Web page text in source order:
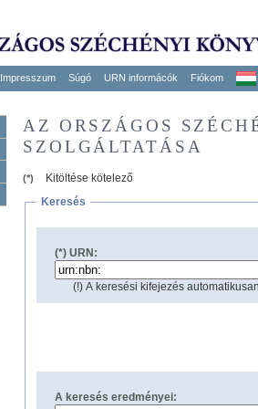
Impresszum Súgó URN informácók Fiókom
AZ ORSZÁGOS
SZOLGÁLTATÁSA
(*)
Kitöltése kötelező
Keresés
(*) URN:
(!) A keresési kifejezés
A keresés eredményei: